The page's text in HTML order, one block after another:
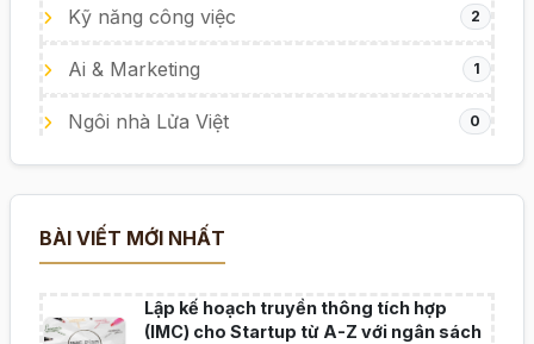
Kỹ năng công việc 2
Ai & Marketing 1
Ngôi nhà Lửa Việt 0
BÀI VIẾT MỚI NHẤT
Lập kế hoạch truyền thông tích hợp
(IMC) cho Startup từ A-Z với ngân sách